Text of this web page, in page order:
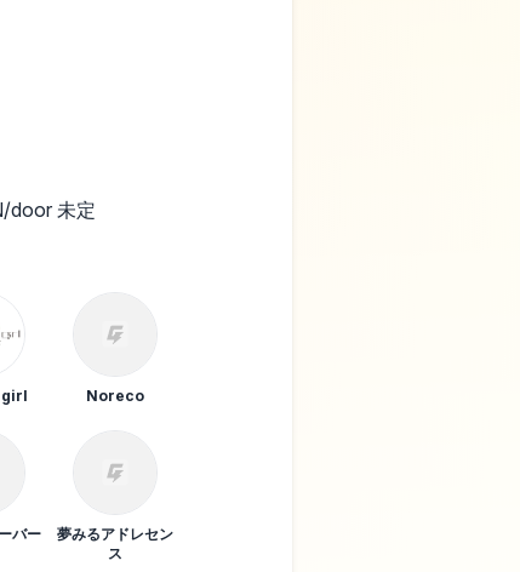
door 未定
girl Noreco
バー
夢みるアドレセン
ス